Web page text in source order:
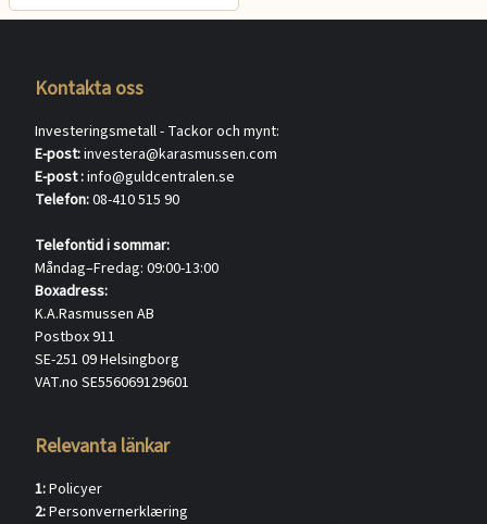
Kontakta oss
Investeringsmetall - Tackor och mynt:
E-post:investera@karasmussen.com
E-post :info@guldcentralen.se
Telefon:08-410 515 90
Telefontid i sommar:
Måndag–Fredag: 09:00-13:00
Boxadress:
K.A.Rasmussen AB
Postbox 911
SE-251 09 Helsingborg
VAT.no SE556069129601
Relevanta länkar
1:Policyer
2:Personvernerklæring